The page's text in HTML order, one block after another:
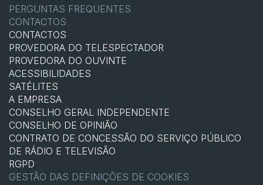
PERGUNTAS FREQUENTES
CONTACTOS
CONTACTOS
PROVEDORA DO TELESPECTADOR
PROVEDORA DO OUVINTE
ACESSIBILIDADES
SATÉLITES
A EMPRESA
CONSELHO GERAL INDEPENDENTE
CONSELHO DE OPINIÃO
CONTRATO DE CONCESSÃO DO SERVIÇO PÚBLICO
DE RÁDIO E TELEVISÃO
RGPD
GESTÃO DAS DEFINIÇÕES DE COOKIES